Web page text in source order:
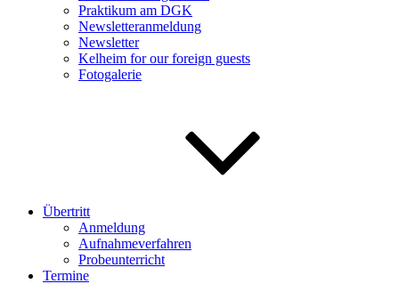
Praktikum am DGK
Newsletteranmeldung
Newsletter
Kelheim for our foreign guests
Fotogalerie
Übertritt
Anmeldung
Aufnahmeverfahren
Probeunterricht
Termine